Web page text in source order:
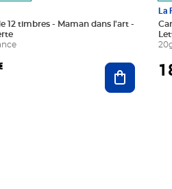
12 timbres - Maman dans l'art -
Ajouter
La